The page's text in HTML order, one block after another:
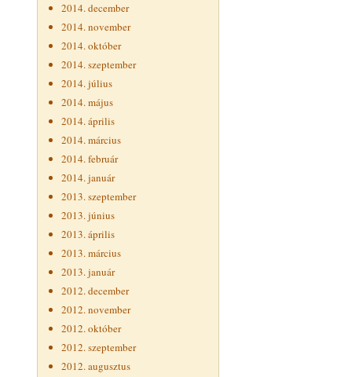
2014. december
2014. november
2014. október
2014. szeptember
2014. július
2014. május
2014. április
2014. március
2014. február
2014. január
2013. szeptember
2013. június
2013. április
2013. március
2013. január
2012. december
2012. november
2012. október
2012. szeptember
2012. augusztus